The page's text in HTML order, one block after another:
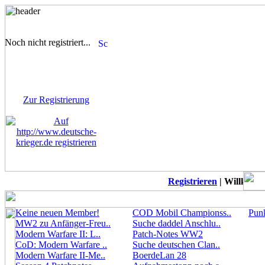
Registrieren|
Keine neuen Member!
MW2 zu Anfänger-Freu..
Modern Warfare II: L..
CoD: Modern Warfare ..
Modern Warfare II-Me..
COD Mobil Championss..
Suche daddel Anschlu..
Patch-Notes WW2
Suche deutschen Clan..
BoerdeLan 28
Noch nicht registriert...
Zur Registrierung